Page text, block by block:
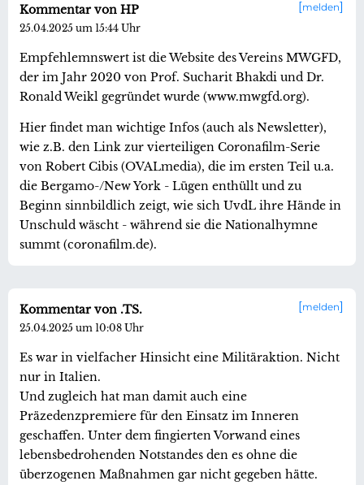
melden
Kommentar von HP
25.04.2025 um 15:44 Uhr
Empfehlemnswert ist die Website des Vereins MWGFD,
der im Jahr 2020 von Prof. Sucharit Bhakdi und Dr.
Ronald Weikl gegründet wurde (www.mwgfd.org).
Hier findet man wichtige Infos (auch als Newsletter),
wie z.B. den Link zur vierteiligen Coronafilm-Serie
von Robert Cibis (OVALmedia), die im ersten Teil u.a.
die Bergamo-/New York - Lügen enthüllt und zu
Beginn sinnbildlich zeigt, wie sich UvdL ihre Hände in
Unschuld wäscht - während sie die Nationalhymne
summt (coronafilm.de).
melden
Kommentar von .TS.
25.04.2025 um 10:08 Uhr
Es war in vielfacher Hinsicht eine Militäraktion. Nicht
nur in Italien.
Und zugleich hat man damit auch eine
Präzedenzpremiere für den Einsatz im Inneren
geschaffen. Unter dem fingierten Vorwand eines
lebensbedrohenden Notstandes den es ohne die
überzogenen Maßnahmen gar nicht gegeben hätte.